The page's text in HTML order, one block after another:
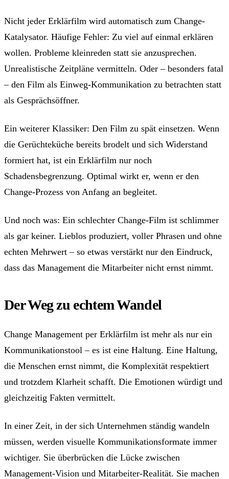
Nicht jeder Erklärfilm wird automatisch zum Change-
Katalysator. Häufige Fehler: Zu viel auf einmal erklären
wollen. Probleme kleinreden statt sie anzusprechen.
Unrealistische Zeitpläne vermitteln. Oder – besonders fatal
– den Film als Einweg-Kommunikation zu betrachten statt
als Gesprächsöffner.
Ein weiterer Klassiker: Den Film zu spät einsetzen. Wenn
die Gerüchteküche bereits brodelt und sich Widerstand
formiert hat, ist ein Erklärfilm nur noch
Schadensbegrenzung. Optimal wirkt er, wenn er den
Change-Prozess von Anfang an begleitet.
Und noch was: Ein schlechter Change-Film ist schlimmer
als gar keiner. Lieblos produziert, voller Phrasen und ohne
echten Mehrwert – so etwas verstärkt nur den Eindruck,
dass das Management die Mitarbeiter nicht ernst nimmt.
Der Weg zu echtem Wandel
Change Management per Erklärfilm ist mehr als nur ein
Kommunikationstool – es ist eine Haltung. Eine Haltung,
die Menschen ernst nimmt, die Komplexität respektiert
und trotzdem Klarheit schafft. Die Emotionen würdigt und
gleichzeitig Fakten vermittelt.
In einer Zeit, in der sich Unternehmen ständig wandeln
müssen, werden visuelle Kommunikationsformate immer
wichtiger. Sie überbrücken die Lücke zwischen
Management-Vision und Mitarbeiter-Realität. Sie machen